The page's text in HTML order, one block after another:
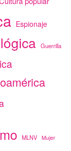
Espionaje
Guerrilla
MLNV Mujer